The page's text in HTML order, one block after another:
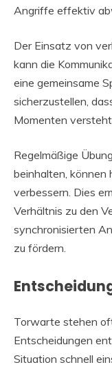
Angriffe effektiv
Der Einsatz von
kann die
eine gemeinsame
sicherzustellen,
Momenten
Regelmäßige
beinhalten, können
verbessern. Dies
Verhältnis zu den
synchronisierten
zu fördern.
Torwarte stehen
Entscheidungen
Situation schnell